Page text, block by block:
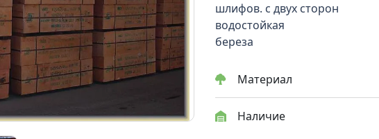
шлифов. с двух сторон
водостойкая
береза
Материал
Наличие